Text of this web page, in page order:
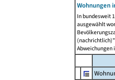
Wohnungen
In bundesweit
ausgewählt
Abweichungen